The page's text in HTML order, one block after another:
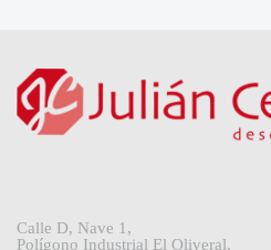
Calle D, Nave 1,
Polígono Industrial El Oliveral,